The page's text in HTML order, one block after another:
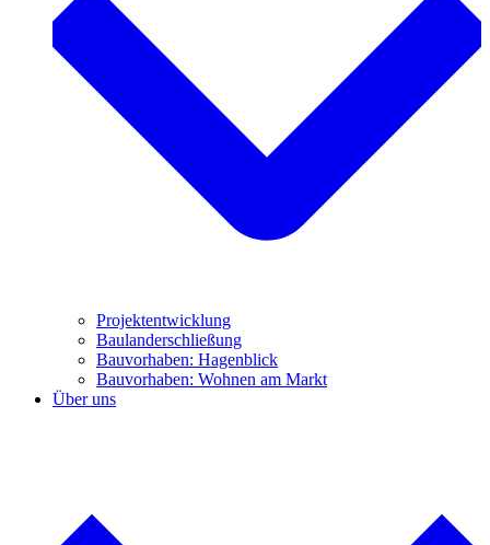
Projektentwicklung
Baulanderschließung
Bauvorhaben: Hagenblick
Bauvorhaben: Wohnen am Markt
Über uns